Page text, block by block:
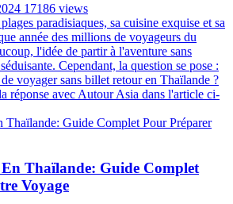
17186 views
paradisiaques, sa cuisine exquise et sa
année des millions de voyageurs du
l'idée de partir à l'aventure sans
Cependant, la question se pose :
voyager sans billet retour en Thaïlande ?
réponse avec Autour Asia dans l'article ci-
Thaïlande: Guide Complet
Voyage